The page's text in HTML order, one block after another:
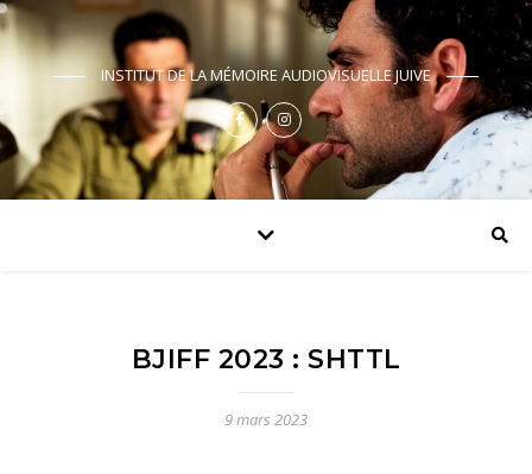
INSTITUT DE LA MÉMOIRE AUDIOVISUELLE JUIVE
BJIFF 2023 : SHTTL
9 mars 2023